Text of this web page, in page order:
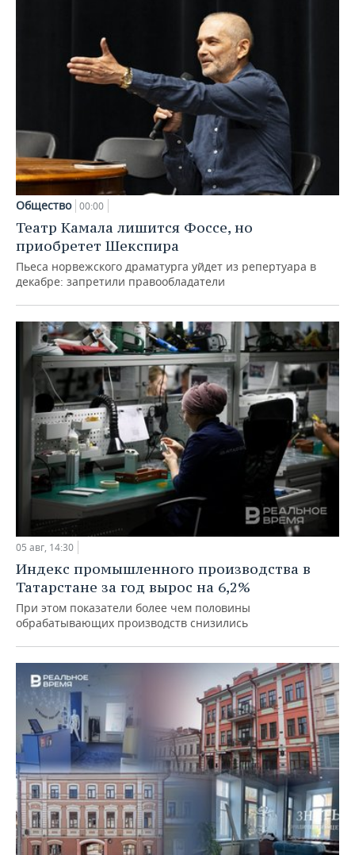
Общество 00:00
Театр Камала лишится Фоссе, но
приобретет Шекспира
Пьеса норвежского драматурга уйдет из репертуара в
декабре: запретили правообладатели
05 авг, 14:30
Индекс промышленного производства в
Татарстане за год вырос на 6,2%
При этом показатели более чем половины
обрабатывающих производств снизились